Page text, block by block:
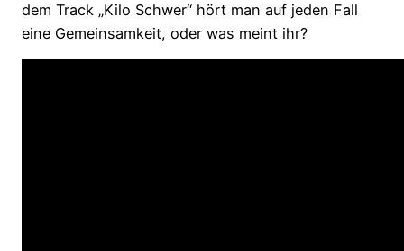
dem Track „Kilo Schwer“ hört man auf jeden Fall
eine Gemeinsamkeit, oder was meint ihr?